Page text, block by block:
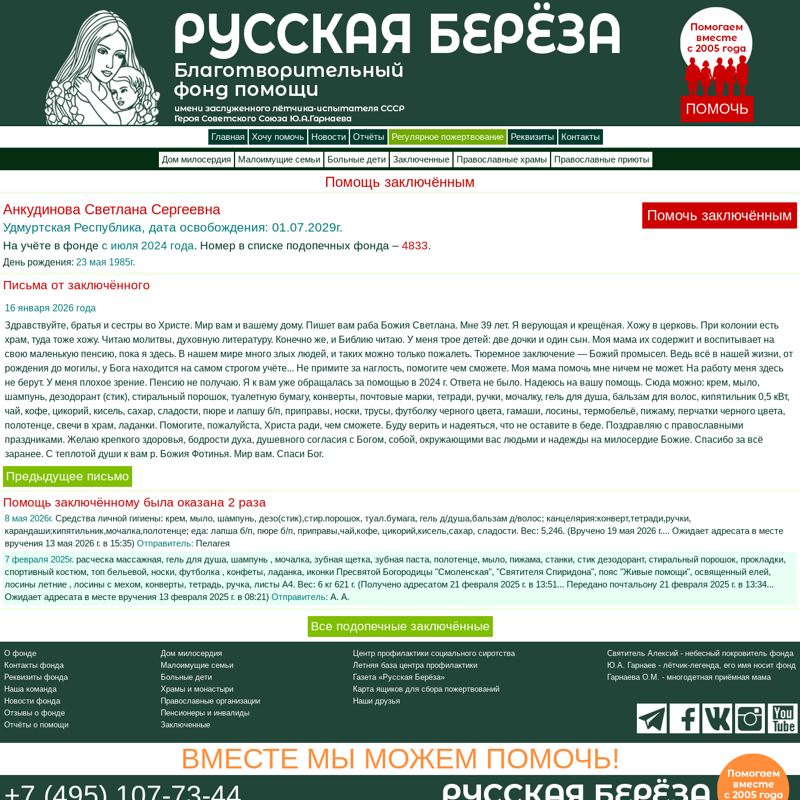
ПОМОЧЬ
Главная Хочу помочь Новости Отчёты Регулярное пожертвование Реквизиты Контакты
Дом милосердия Малоимущие семьи Больные дети Заключенные Православные храмы Православные приюты
Помощь заключённым
Помочь заключённым
Анкудинова Светлана Сергеевна
Удмуртская Республика, дата освобождения: 01.07.2029г.
На учёте в фонде с июля 2024 года. Номер в списке подопечных фонда – 4833.
День рождения: 23 мая 1985г.
Письма от заключённого
16 января 2026 года
Здравствуйте, братья и сестры во Христе. Мир вам и вашему дому. Пишет вам раба Божия Светлана. Мне 39 лет. Я верующая и крещёная. Хожу в церковь. При колонии есть
храм, туда тоже хожу. Читаю молитвы, духовную литературу. Конечно же, и Библию читаю. У меня трое детей: две дочки и один сын. Моя мама их содержит и воспитывает на
свою маленькую пенсию, пока я здесь. В нашем мире много злых людей, и таких можно только пожалеть. Тюремное заключение — Божий промысел. Ведь всё в нашей жизни, от
рождения до могилы, у Бога находится на самом строгом учёте... Не примите за наглость, помогите чем сможете. Моя мама помочь мне ничем не может. На работу меня здесь
не берут. У меня плохое зрение. Пенсию не получаю. Я к вам уже обращалась за помощью в 2024 г. Ответа не было. Надеюсь на вашу помощь. Сюда можно: крем, мыло,
шампунь, дезодорант (стик), стиральный порошок, туалетную бумагу, конверты, почтовые марки, тетради, ручки, мочалку, гель для душа, бальзам для волос, кипятильник 0,5 кВт,
чай, кофе, цикорий, кисель, сахар, сладости, пюре и лапшу б/п, приправы, носки, трусы, футболку черного цвета, гамаши, лосины, термобельё, пижаму, перчатки черного цвета,
полотенце, свечи в храм, ладанки. Помогите, пожалуйста, Христа ради, чем сможете. Буду верить и надеяться, что не оставите в беде. Поздравляю с православными
праздниками. Желаю крепкого здоровья, бодрости духа, душевного согласия с Богом, собой, окружающими вас людьми и надежды на милосердие Божие. Спасибо за всё
заранее. С теплотой души к вам р. Божия Фотинья. Мир вам. Спаси Бог.
Предыдущее письмо
Помощь заключённому была оказана 2 раза
8 мая 2026г. Средства личной гигиены: крем, мыло, шампунь, дезо(стик),стир.порошок, туал.бумага, гель д/душа,бальзам д/волос; канцелярия:конверт,тетради,ручки,
карандаши;кипятильник,мочалка,полотенце; еда: лапша б/п, пюре б/п, приправы,чай,кофе, цикорий,кисель,сахар, сладости. Вес: 5,246. (Вручено 19 мая 2026 г.... Ожидает адресата в месте
вручения 13 мая 2026 г. в 15:35) Отправитель: Пелагея
7 февраля 2025г. расческа массажная, гель для душа, шампунь , мочалка, зубная щетка, зубная паста, полотенце, мыло, пижама, станки, стик дезодорант, стиральный порошок, прокладки,
спортивный костюм, топ бельевой, носки, футболка , конфеты, ладанка, иконки Пресвятой Богородицы "Смоленская", "Святителя Спиридона", пояс "Живые помощи", освященный елей,
лосины летние , лосины с мехом, конверты, тетрадь, ручка, листы А4. Вес: 6 кг 621 г. (Получено адресатом 21 февраля 2025 г. в 13:51... Передано почтальону 21 февраля 2025 г. в 13:34...
Ожидает адресата в месте вручения 13 февраля 2025 г. в 08:21) Отправитель: А. А.
Все подопечные заключённые
О фонде
Контакты фонда
Реквизиты фонда
Наша команда
Новости фонда
Отзывы о фонде
Отчёты о помощи
Дом милосердия
Малоимущие семьи
Больные дети
Храмы и монастыри
Православные организации
Пенсионеры и инвалиды
Заключенные
Центр профилактики социального сиротства
Летняя база центра профилактики
Газета «Русская Берёза»
Карта ящиков для сбора пожертвований
Наши друзья
Святитель Алексий - небесный покровитель фонда
Ю.А. Гарнаев - лётчик-легенда, его имя носит фонд
Гарнаева О.М. - многодетная приёмная мама
ВМЕСТЕ МЫ МОЖЕМ ПОМОЧЬ!